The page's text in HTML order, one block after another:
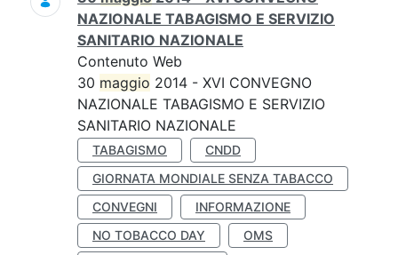
NAZIONALE TABAGISMO E SERVIZIO
SANITARIO NAZIONALE
Contenuto Web
30 maggio 2014 - XVI CONVEGNO
NAZIONALE TABAGISMO E SERVIZIO
SANITARIO NAZIONALE
TABAGISMO
CNDD
GIORNATA MONDIALE SENZA TABACCO
CONVEGNI
INFORMAZIONE
NO TOBACCO DAY
OMS